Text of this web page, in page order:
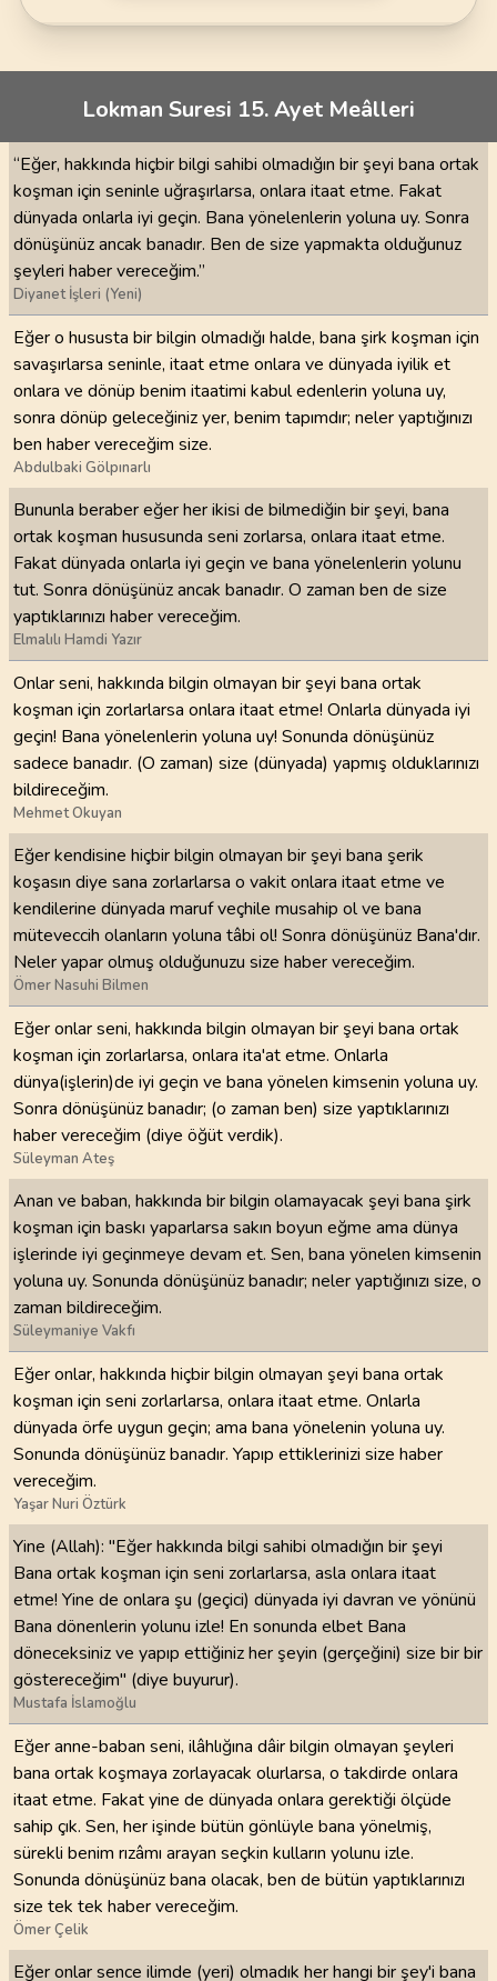
Lokman Suresi 15. Ayet Meâlleri
“Eğer, hakkında hiçbir bilgi sahibi olmadığın bir şeyi bana ortak
koşman için seninle uğraşırlarsa, onlara itaat etme. Fakat
dünyada onlarla iyi geçin. Bana yönelenlerin yoluna uy. Sonra
dönüşünüz ancak banadır. Ben de size yapmakta olduğunuz
şeyleri haber vereceğim.”
Diyanet İşleri (Yeni)
Eğer o hususta bir bilgin olmadığı halde, bana şirk koşman için
savaşırlarsa seninle, itaat etme onlara ve dünyada iyilik et
onlara ve dönüp benim itaatimi kabul edenlerin yoluna uy,
sonra dönüp geleceğiniz yer, benim tapımdır; neler yaptığınızı
ben haber vereceğim size.
Abdulbaki Gölpınarlı
Bununla beraber eğer her ikisi de bilmediğin bir şeyi, bana
ortak koşman hususunda seni zorlarsa, onlara itaat etme.
Fakat dünyada onlarla iyi geçin ve bana yönelenlerin yolunu
tut. Sonra dönüşünüz ancak banadır. O zaman ben de size
yaptıklarınızı haber vereceğim.
Elmalılı Hamdi Yazır
Onlar seni, hakkında bilgin olmayan bir şeyi bana ortak
koşman için zorlarlarsa onlara itaat etme! Onlarla dünyada iyi
geçin! Bana yönelenlerin yoluna uy! Sonunda dönüşünüz
sadece banadır. (O zaman) size (dünyada) yapmış olduklarınızı
bildireceğim.
Mehmet Okuyan
Eğer kendisine hiçbir bilgin olmayan bir şeyi bana şerik
koşasın diye sana zorlarlarsa o vakit onlara itaat etme ve
kendilerine dünyada maruf veçhile musahip ol ve bana
müteveccih olanların yoluna tâbi ol! Sonra dönüşünüz Bana'dır.
Neler yapar olmuş olduğunuzu size haber vereceğim.
Ömer Nasuhi Bilmen
Eğer onlar seni, hakkında bilgin olmayan bir şeyi bana ortak
koşman için zorlarlarsa, onlara ita'at etme. Onlarla
dünya(işlerin)de iyi geçin ve bana yönelen kimsenin yoluna uy.
Sonra dönüşünüz banadır; (o zaman ben) size yaptıklarınızı
haber vereceğim (diye öğüt verdik).
Süleyman Ateş
Anan ve baban, hakkında bir bilgin olamayacak şeyi bana şirk
koşman için baskı yaparlarsa sakın boyun eğme ama dünya
işlerinde iyi geçinmeye devam et. Sen, bana yönelen kimsenin
yoluna uy. Sonunda dönüşünüz banadır; neler yaptığınızı size, o
zaman bildireceğim.
Süleymaniye Vakfı
Eğer onlar, hakkında hiçbir bilgin olmayan şeyi bana ortak
koşman için seni zorlarlarsa, onlara itaat etme. Onlarla
dünyada örfe uygun geçin; ama bana yönelenin yoluna uy.
Sonunda dönüşünüz banadır. Yapıp ettiklerinizi size haber
vereceğim.
Yaşar Nuri Öztürk
Yine (Allah): "Eğer hakkında bilgi sahibi olmadığın bir şeyi
Bana ortak koşman için seni zorlarlarsa, asla onlara itaat
etme! Yine de onlara şu (geçici) dünyada iyi davran ve yönünü
Bana dönenlerin yolunu izle! En sonunda elbet Bana
döneceksiniz ve yapıp ettiğiniz her şeyin (gerçeğini) size bir bir
göstereceğim" (diye buyurur).
Mustafa İslamoğlu
Eğer anne-baban seni, ilâhlığına dâir bilgin olmayan şeyleri
bana ortak koşmaya zorlayacak olurlarsa, o takdirde onlara
itaat etme. Fakat yine de dünyada onlara gerektiği ölçüde
sahip çık. Sen, her işinde bütün gönlüyle bana yönelmiş,
sürekli benim rızâmı arayan seçkin kulların yolunu izle.
Sonunda dönüşünüz bana olacak, ben de bütün yaptıklarınızı
size tek tek haber vereceğim.
Ömer Çelik
Eğer onlar sence ilimde (yeri) olmadık her hangi bir şey'i bana